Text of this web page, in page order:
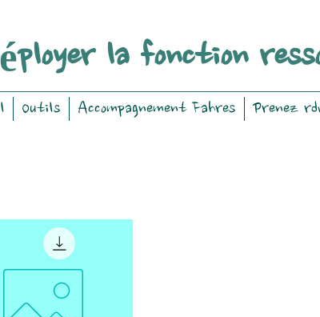
la fonction
Outils Accompagnement Fahres Prenez